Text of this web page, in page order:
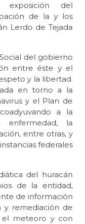
exposición del
de la y los
Lerdo de Tejada
del gobierno
entre éste y el
y la libertad.
en torno a la
y el Plan de
a la
la
entre otras, y
federales
del huracán
de la entidad,
de información
y remediación de
el meteoro y con